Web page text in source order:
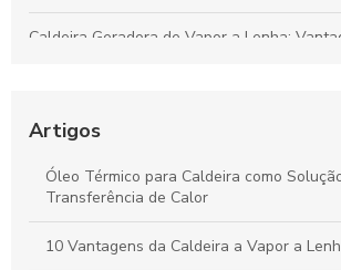
Caldeira Geradora de Vapor a Lenha:
Práticas
Aquecedor para Água melhora eficiência e
Como garantir uma assistência eficaz para
gás
Artigos
Óleo Térmico para Caldeira como
Transferência de Calor
10 Vantagens da Caldeira a Vapor a